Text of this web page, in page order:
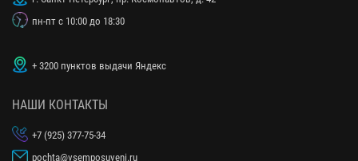
пн-пт с 10:00 до 18:30
+ 3200 пунктов выдачи Яндекс
НАШИ КОНТАКТЫ
+7 (925) 377-75-34
pochta@vsemposuveni.ru